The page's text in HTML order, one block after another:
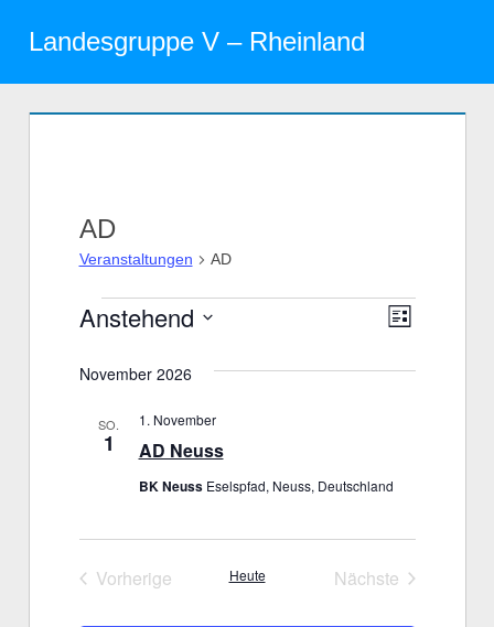
Inhalt
springen
Landesgruppe V – Rheinland
AD
Veranstaltungen AD
Veranstaltungen Liste
Anstehend
wählen.
November 2026
SO.
1 AD Neuss
1. November
BK Neuss Eselspfad, Neuss, Deutschland
Vorherige
Heute
Nächste